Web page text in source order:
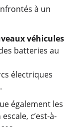
à un
véhicules
batteries au
électriques
.
également les
c’est-à-